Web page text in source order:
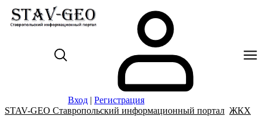
Вход | Регистрация
STAV-GEO Ставропольский информационный портал ЖКХ